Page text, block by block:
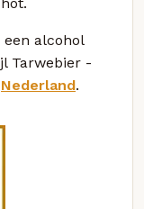
een alcohol
Tarwebier -
Nederland.